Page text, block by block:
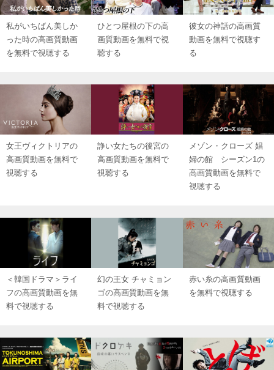
私がいちばん美しか
った時の高画質動画
を無料で視聴する
ひとつ屋根の下の高
画質動画を無料で視
聴する
彼女の神話の高画質
動画を無料で視聴す
る
女王ヴィクトリアの
高画質動画を無料で
視聴する
諍い女たちの後宮の
高画質動画を無料で
視聴する
メゾン・クローズ 娼
婦の館 シーズン1の
高画質動画を無料で
視聴する
＜韓国ドラマ＞ライ
フの高画質動画を無
料で視聴する
幻の王女 チャミョン
ゴの高画質動画を無
料で視聴する
赤い糸の高画質動画
を無料で視聴する